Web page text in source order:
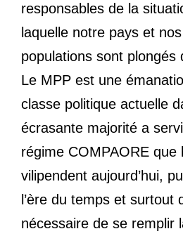
responsables de la
laquelle notre pays et
populations sont plongés
Le MPP est une
classe politique actuelle
écrasante majorité a
régime COMPAORE que
vilipendent aujourd’hui,
l’ère du temps et surtout
nécessaire de se remplir